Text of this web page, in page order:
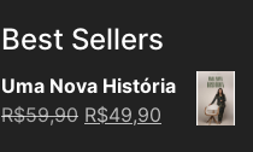
Best Sellers
Uma Nova História
R$59,90 Original
R$49,90 Current